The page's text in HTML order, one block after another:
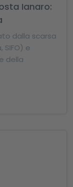
Ianaro:
dalla scarsa
e
della